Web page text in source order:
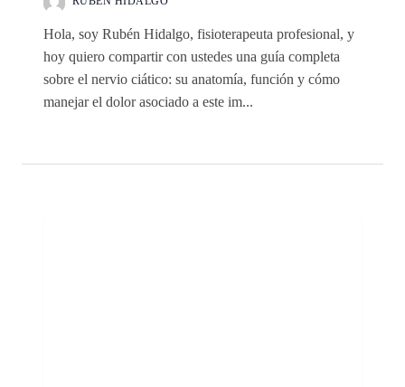
Hola, soy Rubén Hidalgo, fisioterapeuta profesional, y
hoy quiero compartir con ustedes una guía completa
sobre el nervio ciático: su anatomía, función y cómo
manejar el dolor asociado a este im...